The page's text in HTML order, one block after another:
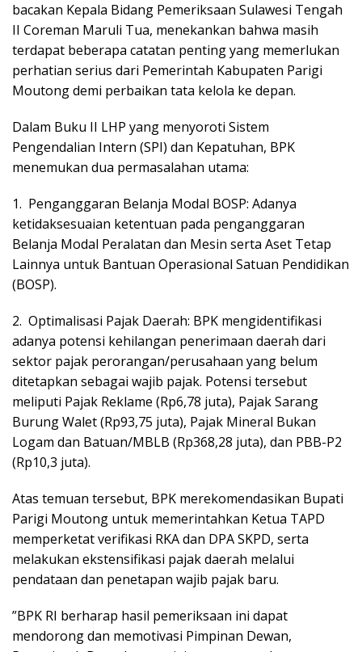
bacakan Kepala Bidang Pemeriksaan Sulawesi Tengah
II Coreman Maruli Tua, menekankan bahwa masih
terdapat beberapa catatan penting yang memerlukan
perhatian serius dari Pemerintah Kabupaten Parigi
Moutong demi perbaikan tata kelola ke depan.
​Dalam Buku II LHP yang menyoroti Sistem
Pengendalian Intern (SPI) dan Kepatuhan, BPK
menemukan dua permasalahan utama:
1. ​Penganggaran Belanja Modal BOSP: Adanya
ketidaksesuaian ketentuan pada penganggaran
Belanja Modal Peralatan dan Mesin serta Aset Tetap
Lainnya untuk Bantuan Operasional Satuan Pendidikan
(BOSP).
2. ​Optimalisasi Pajak Daerah: BPK mengidentifikasi
adanya potensi kehilangan penerimaan daerah dari
sektor pajak perorangan/perusahaan yang belum
ditetapkan sebagai wajib pajak. Potensi tersebut
meliputi Pajak Reklame (Rp6,78 juta), Pajak Sarang
Burung Walet (Rp93,75 juta), Pajak Mineral Bukan
Logam dan Batuan/MBLB (Rp368,28 juta), dan PBB-P2
(Rp10,3 juta).
​Atas temuan tersebut, BPK merekomendasikan Bupati
Parigi Moutong untuk memerintahkan Ketua TAPD
memperketat verifikasi RKA dan DPA SKPD, serta
melakukan ekstensifikasi pajak daerah melalui
pendataan dan penetapan wajib pajak baru.
​”BPK RI berharap hasil pemeriksaan ini dapat
mendorong dan memotivasi Pimpinan Dewan,